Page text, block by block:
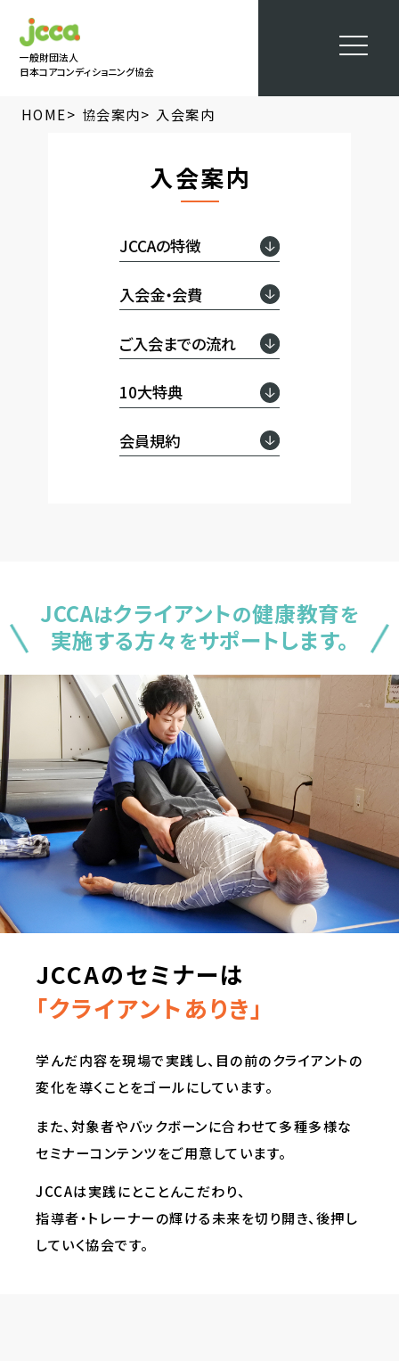
一般財団法人
日本コアコンディショニング協会
HOME> 協会案内> 入会案内
入会案内
JCCAの特徴
入会金・会費
ご入会までの流れ
10大特典
会員規約
JCCAはクライアントの健康教育を
実施する方々をサポートします。
JCCAのセミナーは
「クライアントありき」
学んだ内容を現場で実践し、目の前のクライアントの
変化を導くことをゴールにしています。
また、対象者やバックボーンに合わせて多種多様な
セミナーコンテンツをご用意しています。
JCCAは実践にとことんこだわり、
指導者・トレーナーの輝ける未来を切り開き、後押し
していく協会です。